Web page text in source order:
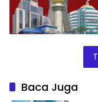
Baca Juga